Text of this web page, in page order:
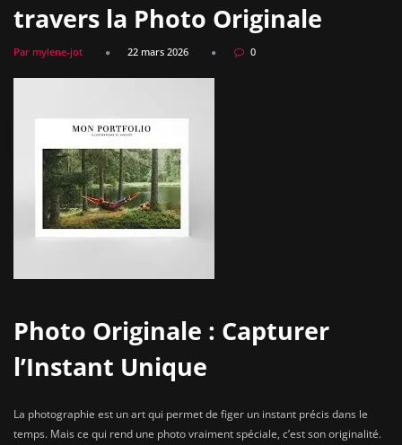
travers la Photo Originale
Par mylene-jot 22 mars 2026 0
Photo Originale : Capturer
l’Instant Unique
La photographie est un art qui permet de figer un instant précis dans le
temps. Mais ce qui rend une photo vraiment spéciale, c’est son originalité.